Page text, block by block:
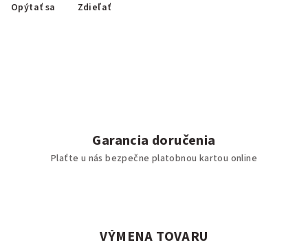
Opýtať sa Zdieľať
Garancia doručenia
Plaťte u nás bezpečne platobnou kartou online
VÝMENA TOVARU